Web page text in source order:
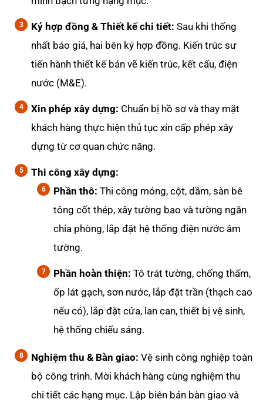
Ký hợp đồng & Thiết kế chi tiết: Sau khi thống
nhất báo giá, hai bên ký hợp đồng. Kiến trúc sư
tiến hành thiết kế bản vẽ kiến trúc, kết cấu, điện
nước (M&E).
Xin phép xây dựng: Chuẩn bị hồ sơ và thay mặt
khách hàng thực hiện thủ tục xin cấp phép xây
dựng từ cơ quan chức năng.
Thi công xây dựng:
Phần thô: Thi công móng, cột, dầm, sàn bê
tông cốt thép, xây tường bao và tường ngăn
chia phòng, lắp đặt hệ thống điện nước âm
tường.
Phần hoàn thiện: Tô trát tường, chống thấm,
ốp lát gạch, sơn nước, lắp đặt trần (thạch cao
nếu có), lắp đặt cửa, lan can, thiết bị vệ sinh,
hệ thống chiếu sáng.
Nghiệm thu & Bàn giao: Vệ sinh công nghiệp toàn
bộ công trình. Mời khách hàng cùng nghiệm thu
chi tiết các hạng mục. Lập biên bản bàn giao và